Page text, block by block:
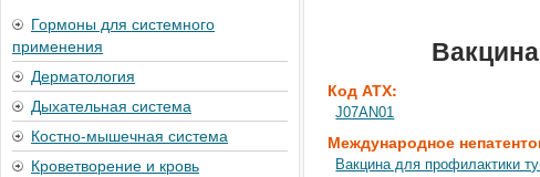
Код АТХ:
J07AN01
Международное
Вакцина для профилактики
Гормоны для системного
применения
Дерматология
Дыхательная система
Костно-мышечная система
Кроветворение и кровь